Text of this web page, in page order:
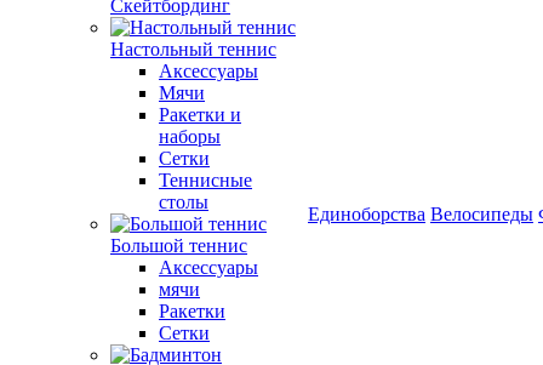
Скейтбординг
Настольный теннис
Аксессуары
Мячи
Ракетки и
наборы
Сетки
Теннисные
столы
Большой теннис
Аксессуары
мячи
Ракетки
Сетки
Единоборства Велосипеды